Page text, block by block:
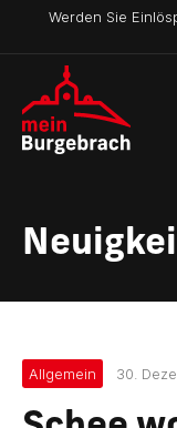
Werden Sie
Allgemein 30.